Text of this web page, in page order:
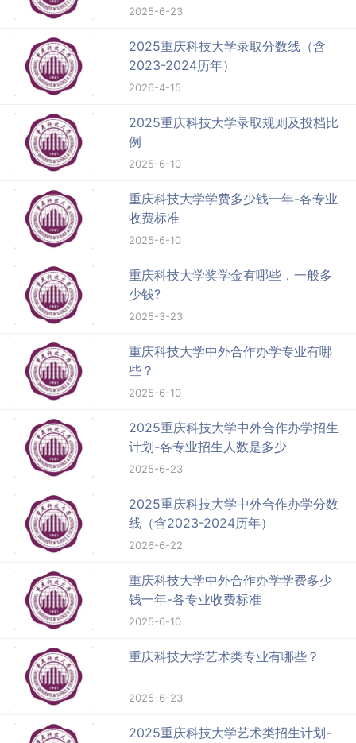
2025-6-23
2025重庆科技大学录取分数线（含
2023-2024历年）
2026-4-15
2025重庆科技大学录取规则及投档比
例
2025-6-10
重庆科技大学学费多少钱一年-各专业
收费标准
2025-6-10
重庆科技大学奖学金有哪些，一般多
少钱?
2025-3-23
重庆科技大学中外合作办学专业有哪
些？
2025-6-10
2025重庆科技大学中外合作办学招生
计划-各专业招生人数是多少
2025-6-23
2025重庆科技大学中外合作办学分数
线（含2023-2024历年）
2026-6-22
重庆科技大学中外合作办学学费多少
钱一年-各专业收费标准
2025-6-10
重庆科技大学艺术类专业有哪些？
2025-6-23
2025重庆科技大学艺术类招生计划-